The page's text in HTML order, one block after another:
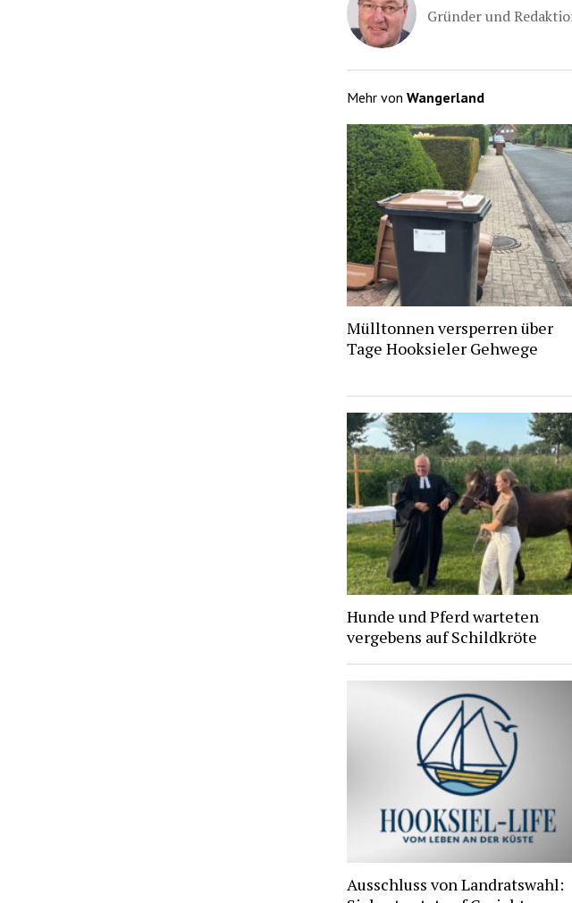
Gründer und
Mehr von Wangerland
Mülltonnen versperren über
Tage Hooksieler Gehwege
Hunde und Pferd warteten
vergebens auf Schildkröte
Ausschluss von Landratswahl: